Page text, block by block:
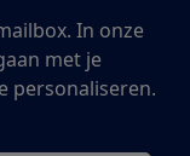
In onze
met je
personaliseren.